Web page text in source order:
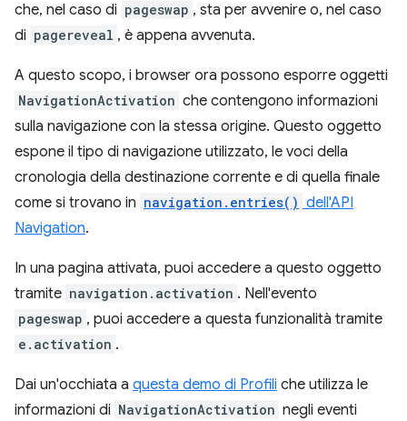
che, nel caso di pageswap , sta per avvenire o, nel caso
di pagereveal , è appena avvenuta.
A questo scopo, i browser ora possono esporre oggetti
NavigationActivation che contengono informazioni
sulla navigazione con la stessa origine. Questo oggetto
espone il tipo di navigazione utilizzato, le voci della
cronologia della destinazione corrente e di quella finale
come si trovano in navigation.entries() dell'API
Navigation.
In una pagina attivata, puoi accedere a questo oggetto
tramite navigation.activation . Nell'evento
pageswap , puoi accedere a questa funzionalità tramite
e.activation .
Dai un'occhiata a questa demo di Profili che utilizza le
informazioni di NavigationActivation negli eventi